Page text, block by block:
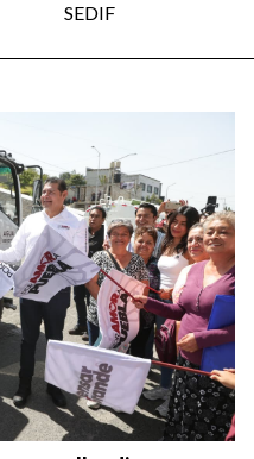
SEDIF